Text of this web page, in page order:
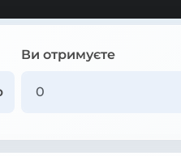
Ви отримуєте